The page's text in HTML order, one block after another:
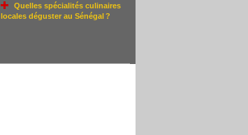
Quelles spécialités culinaires
locales déguster au Sénégal ?